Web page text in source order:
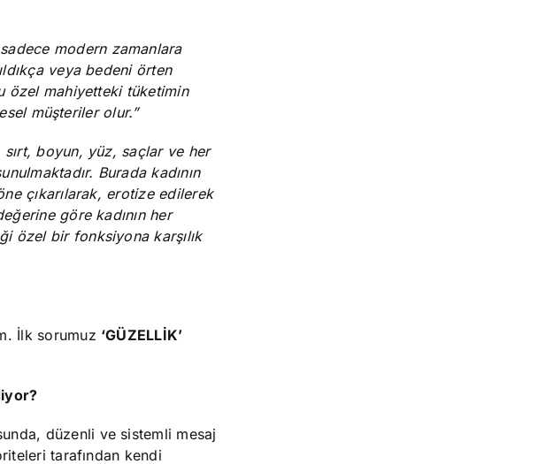
modern zamanlara
veya bedeni örten
özel mahiyetteki tüketimin
müşteriler olur.”
boyun, yüz, saçlar ve her
Burada kadının
çıkarılarak, erotize edilerek
göre kadının her
özel bir fonksiyona karşılık
İlk sorumuz ‘GÜZELLİK’
düzenli ve sistemli mesaj
tarafından kendi